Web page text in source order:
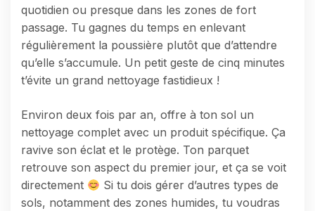
quotidien ou presque dans les zones de fort
passage. Tu gagnes du temps en enlevant
régulièrement la poussière plutôt que d’attendre
qu’elle s’accumule. Un petit geste de cinq minutes
t’évite un grand nettoyage fastidieux !
Environ deux fois par an, offre à ton sol un
nettoyage complet avec un produit spécifique. Ça
ravive son éclat et le protège. Ton parquet
retrouve son aspect du premier jour, et ça se voit
directement
Si tu dois gérer d’autres types de
sols, notamment des zones humides, tu voudras